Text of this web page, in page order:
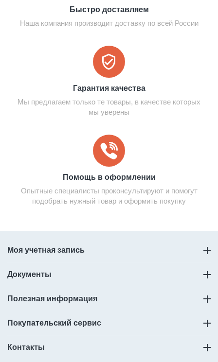
Быстро доставляем
Наша компания производит доставку по всей России
Гарантия качества
Мы предлагаем только те товары, в качестве которых
мы уверены
Помощь в оформлении
Опытные специалисты проконсультируют и помогут
подобрать нужный товар и оформить покупку
Моя учетная запись
Документы
Полезная информация
Покупательский сервис
Контакты